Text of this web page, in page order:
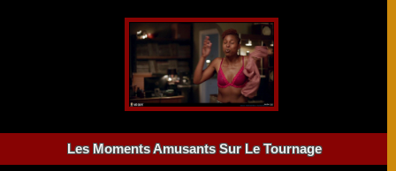
Les Moments Amusants Sur Le Tournage